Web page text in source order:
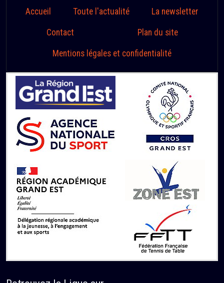
Accueil Toute l'actualité La newsletter
Contact Plan du site
Mentions légales et confidentialité